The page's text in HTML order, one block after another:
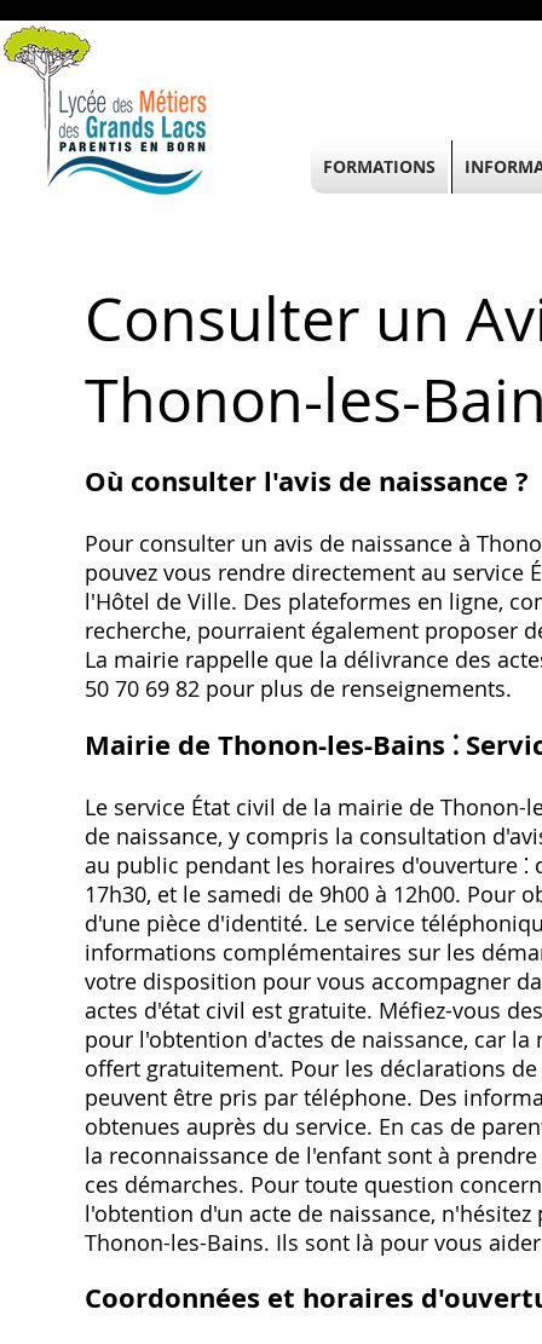
Consulter un
Thonon-les-
Où consulter l'avis de naissance ?
Pour consulter un avis de naissance à
pouvez vous rendre directement au service
l'Hôtel de Ville. Des plateformes en ligne,
recherche, pourraient également proposer
La mairie rappelle que la délivrance des
50 70 69 82 pour plus de renseignements.
Mairie de Thonon-les-Bains ⁚
Le service État civil de la mairie de
de naissance, y compris la consultation
au public pendant les horaires d'ouverture
17h30, et le samedi de 9h00 à 12h00. Pour
d'une pièce d'identité. Le service
informations complémentaires sur les
votre disposition pour vous accompagner
actes d'état civil est gratuite. Méfiez-vous
pour l'obtention d'actes de naissance, car
offert gratuitement. Pour les déclarations
peuvent être pris par téléphone. Des
obtenues auprès du service. En cas de
la reconnaissance de l'enfant sont à
ces démarches. Pour toute question
l'obtention d'un acte de naissance,
Thonon-les-Bains. Ils sont là pour vous
Coordonnées et horaires
FORMATIONS